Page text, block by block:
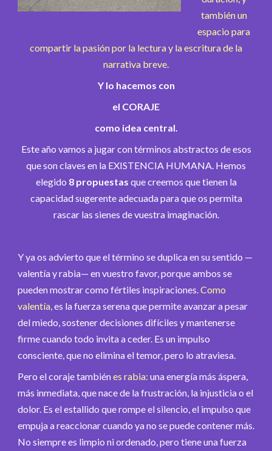
también un
espacio para
compartir la pasión por la lectura y la escritura de la
narrativa breve.
Y lo hacemos con
el CORAJE
como idea central.
Este año vamos a jugar con términos abstractos de esos
que son claves en la EXISTENCIA HUMANA. Hemos
elegido 8 propuestas que creemos que tienen la
capacidad sugerente adecuada para que os permita
rascar las sienes de vuestra imaginación.
Y ya os advierto que el término se duplica en su sentido —
valentía y rabia— en vuestro favor, porque ambos se
pueden mostrar como fértiles inspiraciones.Como
valentía,es la fuerza serena que permite avanzar a pesar
del miedo, sostener decisiones difíciles y mantenerse
firme cuando todo invita a ceder. Es un impulso
consciente, que no elimina el temor, pero lo atraviesa.
Pero el coraje tambiénes rabia: una energía más áspera,
más inmediata, que nace de la frustración, la injusticia o el
dolor. Es el estallido que rompe el silencio, el impulso que
empuja a reaccionar cuando ya no se puede contener más.
No siempre es limpio ni ordenado, pero tiene una fuerza